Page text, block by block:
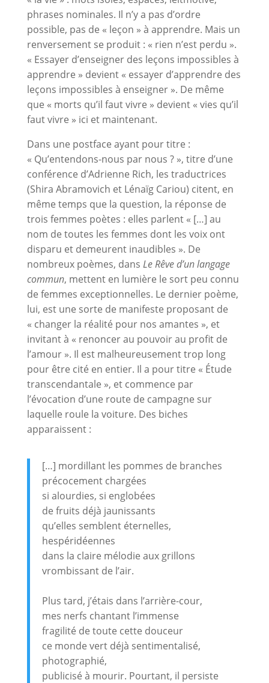
phrases nominales. Il n’y a pas d’ordre
possible, pas de « leçon » à apprendre. Mais un
renversement se produit : « rien n’est perdu ».
« Essayer d’enseigner des leçons impossibles à
apprendre » devient « essayer d’apprendre des
leçons impossibles à enseigner ». De même
que « morts qu’il faut vivre » devient « vies qu’il
faut vivre » ici et maintenant.
Dans une postface ayant pour titre :
« Qu’entendons-nous par nous ? », titre d’une
conférence d’Adrienne Rich, les traductrices
(Shira Abramovich et Lénaïg Cariou) citent, en
même temps que la question, la réponse de
trois femmes poètes : elles parlent « […] au
nom de toutes les femmes dont les voix ont
disparu et demeurent inaudibles ». De
nombreux poèmes, dans Le Rêve d’un langage
commun, mettent en lumière le sort peu connu
de femmes exceptionnelles. Le dernier poème,
lui, est une sorte de manifeste proposant de
« changer la réalité pour nos amantes », et
invitant à « renoncer au pouvoir au profit de
l’amour ». Il est malheureusement trop long
pour être cité en entier. Il a pour titre « Étude
transcendantale », et commence par
l’évocation d’une route de campagne sur
laquelle roule la voiture. Des biches
apparaissent :
[…] mordillant les pommes de branches
précocement chargées
si alourdies, si englobées
de fruits déjà jaunissants
qu’elles semblent éternelles,
hespéridéennes
dans la claire mélodie aux grillons
vrombissant de l’air.
Plus tard, j’étais dans l’arrière-cour,
mes nerfs chantant l’immense
fragilité de toute cette douceur
ce monde vert déjà sentimentalisé,
photographié,
publicisé à mourir. Pourtant, il persiste